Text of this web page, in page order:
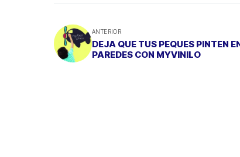
ANTERIOR
DEJA QUE TUS PEQUES PINTEN
PAREDES CON MYVINILO